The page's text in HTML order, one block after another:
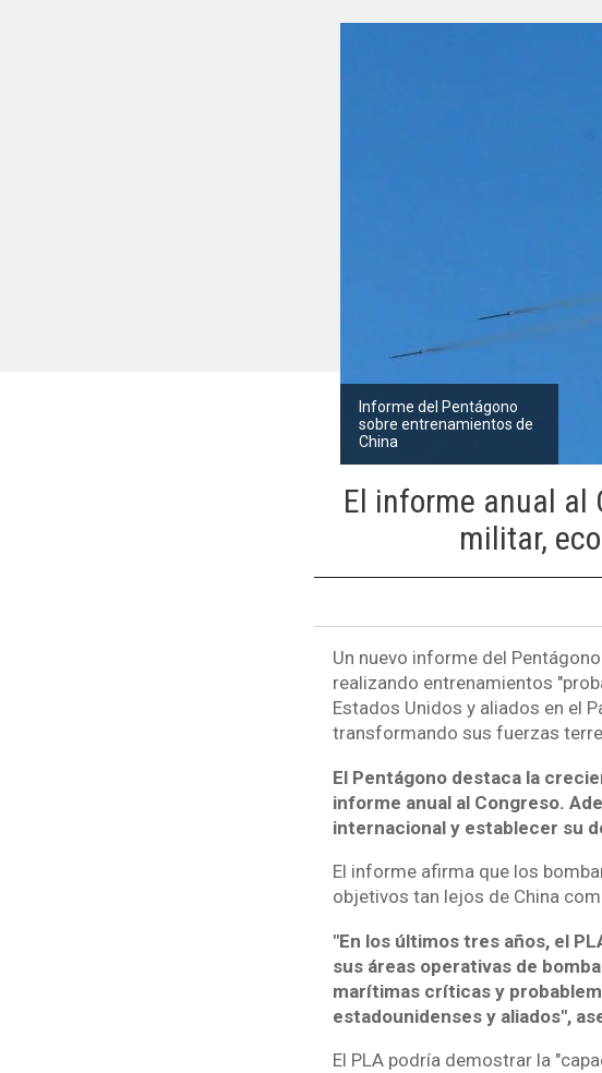
Informe del Pentágono
sobre entrenamientos de
China
El informe anual al
militar,
Un nuevo informe del
realizando entrenamientos
Estados Unidos y aliados en el
transformando sus fuerzas
El Pentágono destaca la
informe anual al Congreso.
internacional y establecer su
El informe afirma que los
objetivos tan lejos de China
"En los últimos tres años, el
sus áreas operativas de
marítimas críticas y
estadounidenses y aliados",
El PLA podría demostrar la